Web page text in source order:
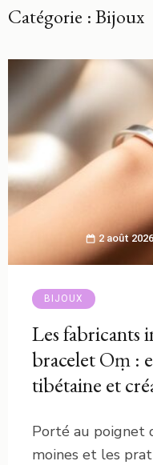
Catégorie :Bijoux
2 août 2026
BIJOUX
Les fabricants
bracelet Oṃ :
tibétaine et
Porté au poignet
moines et les